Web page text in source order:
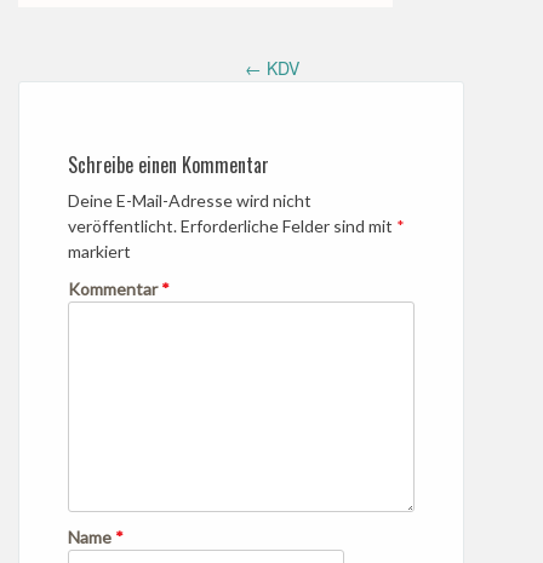
navigation
← KDV
Schreibe einen Kommentar
Deine E-Mail-Adresse wird nicht
veröffentlicht.Erforderliche Felder sind mit *
markiert
Kommentar*
Name *